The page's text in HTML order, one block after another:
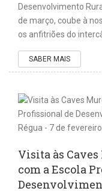
Desenvolvimento
de março, coube à
os anfitriões do
SABER MAIS
Visita às
com a Escola